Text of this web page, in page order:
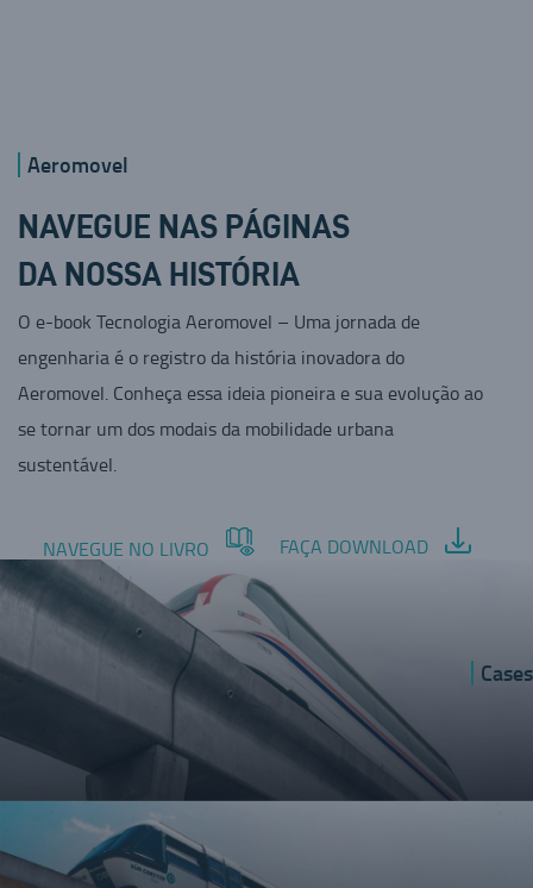
Aeromovel
NAVEGUE NAS PÁGINAS
DA NOSSA HISTÓRIA
O e-book Tecnologia Aeromovel – Uma jornada de
engenharia é o registro da história inovadora do
Aeromovel. Conheça essa ideia pioneira e sua evolução ao
se tornar um dos modais da mobilidade urbana
sustentável.
NAVEGUE NO LIVRO FAÇA DOWNLOAD
Cases